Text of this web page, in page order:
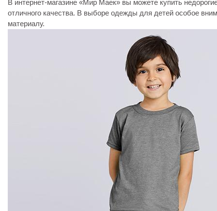
В интернет-магазине «Мир Маек» вы можете купить
отличного качества. В выборе одежды для детей особое
материалу.